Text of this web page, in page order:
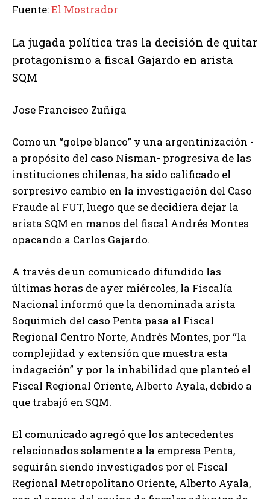
Fuente:El Mostrador
La jugada política tras la decisión de quitar
protagonismo a fiscal Gajardo en arista
SQM
Jose Francisco Zuñiga
Como un “golpe blanco” y una argentinización -
a propósito del caso Nisman- progresiva de las
instituciones chilenas, ha sido calificado el
sorpresivo cambio en la investigación del Caso
Fraude al FUT, luego que se decidiera dejar la
arista SQM en manos del fiscal Andrés Montes
opacando a Carlos Gajardo.
A través de un comunicado difundido las
últimas horas de ayer miércoles, la Fiscalía
Nacional informó que la denominada arista
Soquimich del caso Penta pasa al Fiscal
Regional Centro Norte, Andrés Montes, por “la
complejidad y extensión que muestra esta
indagación” y por la inhabilidad que planteó el
Fiscal Regional Oriente, Alberto Ayala, debido a
que trabajó en SQM.
El comunicado agregó que los antecedentes
relacionados solamente a la empresa Penta,
seguirán siendo investigados por el Fiscal
Regional Metropolitano Oriente, Alberto Ayala,